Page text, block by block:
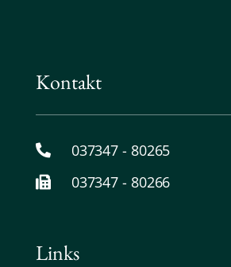
Kontakt
037347 - 80265
037347 - 80266
Links